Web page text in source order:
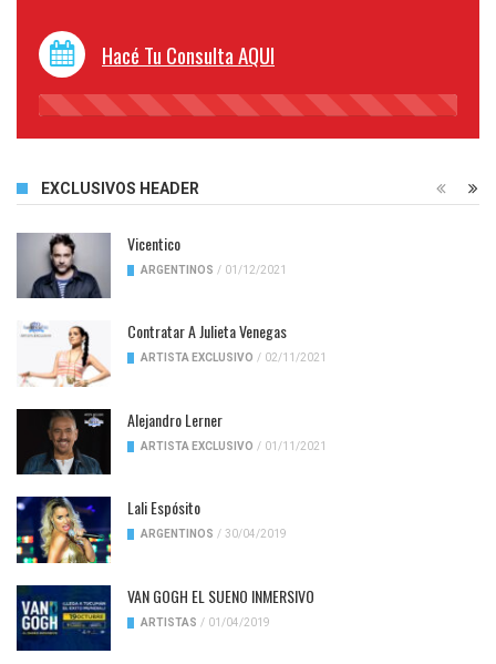
Hacé Tu Consulta AQUI
45%
EXCLUSIVOS HEADER
Vicentico
ARGENTINOS / 01/12/2021
Contratar A Julieta Venegas
ARTISTA EXCLUSIVO / 02/11/2021
Alejandro Lerner
ARTISTA EXCLUSIVO / 01/11/2021
Lali Espósito
ARGENTINOS / 30/04/2019
VAN GOGH EL SUENO INMERSIVO
ARTISTAS / 01/04/2019